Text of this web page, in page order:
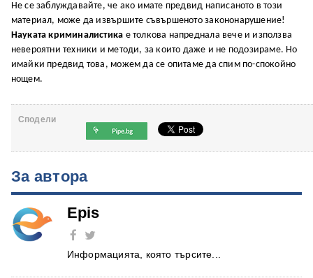
Не се заблуждавайте, че ако имате предвид написаното в този
материал, може да извършите съвършеното закононарушение!
Науката криминалистика е толкова напреднала вече и използва
невероятни техники и методи, за които даже и не подозираме. Но
имайки предвид това, можем да се опитаме да спим по-спокойно
нощем.
Сподели
За автора
Epis
Информацията, която търсите...